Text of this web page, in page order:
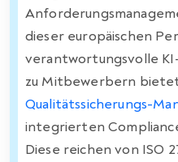
dieser europäischen
verantwortungsvolle
zu Mitbewerbern
Qualitätssicherungs-
integrierten
Diese reichen von ISO